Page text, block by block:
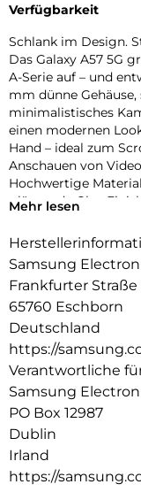
Verfügbarkeit
Schlank im Design.
Das Galaxy A57 5G
A-Serie auf – und
mm dünne
minimalistisches
einen modernen
Hand – ideal zum
Anschauen von
Hochwertige
glänzende Glas-
sorgen für die
Fließend zoomen
Ruckelfreies
A-Serie: Dank der
5G kannst du
Kamera ermöglicht
Zoomstufen, sodass
So findest du schnell
dynamischer Action
Auf der Überholspur
Mit Wi-Fi 6E verlässt
Datenautobahnen
weniger ausgelastet
Mehr lesen
Samsung
Frankfurter Straße
65760 Eschborn
Deutschland
https://
Verantwortliche
Samsung
PO Box 12987
Dublin
Irland
https://